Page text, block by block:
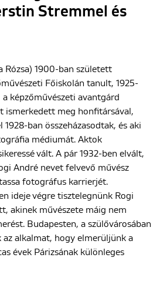
Stremmel és
Rózsa) 1900-ban született
Főiskolán tanult, 1925-
képzőművészeti avantgárd
ismerkedett meg honfitársával,
1928-ban összeházasodtak, és aki
médiumát. Aktok
vált. A pár 1932-ben elvált,
André nevet felvevő művész
fotográfus karrierjét.
ideje végre tisztelegnünk Rogi
akinek művészete máig nem
Budapesten, a szülővárosában
alkalmat, hogy elmerüljünk a
évek Párizsának különleges